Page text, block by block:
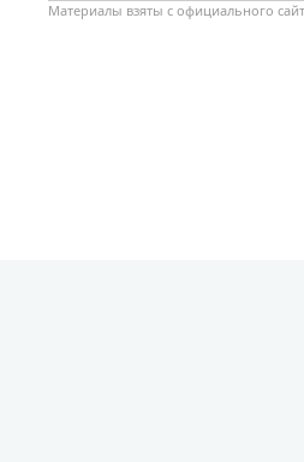
Материалы взяты с официального